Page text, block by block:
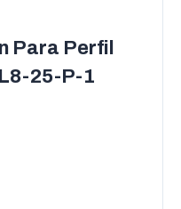
Para Perfil
25-P-1